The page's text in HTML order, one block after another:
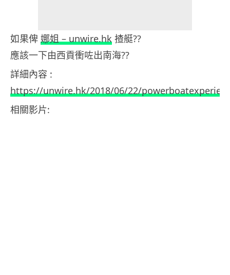
如果俾 娜姐 – unwire.hk 揸艇??
應該一下由西貢衝咗出南海??
詳細內容 :
https://unwire.hk/2018/06/22/
相關影片: